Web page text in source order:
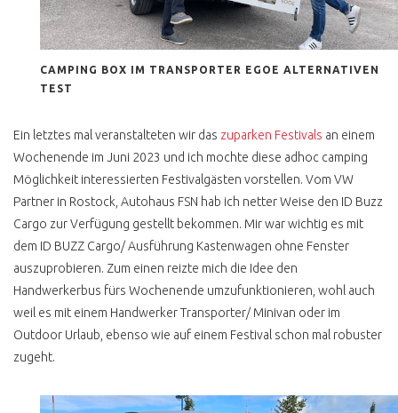
CALIFORNIA COACH
FALTDACH
FALTDACH
CALIFORNIA FAKE
AUFSTELLDACH
MULTIVAN SERIE 1
MULTIVAN 2.4 DIESEL
AUTOMATIK
MULTIVAN SERIE 2
CAMPING BOX IM TRANSPORTER EGOE ALTERNATIVEN
TEST
Ein letztes mal veranstalteten wir das zuparken Festivals an einem
Wochenende im Juni 2023 und ich mochte diese adhoc camping
Möglichkeit interessierten Festivalgästen vorstellen. Vom VW
Partner in Rostock, Autohaus FSN hab ich netter Weise den ID Buzz
Cargo zur Verfügung gestellt bekommen. Mir war wichtig es mit
dem ID BUZZ Cargo/ Ausführung Kastenwagen ohne Fenster
auszuprobieren. Zum einen reizte mich die Idee den
Handwerkerbus fürs Wochenende umzufunktionieren, wohl auch
weil es mit einem Handwerker Transporter/ Minivan oder im
Outdoor Urlaub, ebenso wie auf einem Festival schon mal robuster
zugeht.